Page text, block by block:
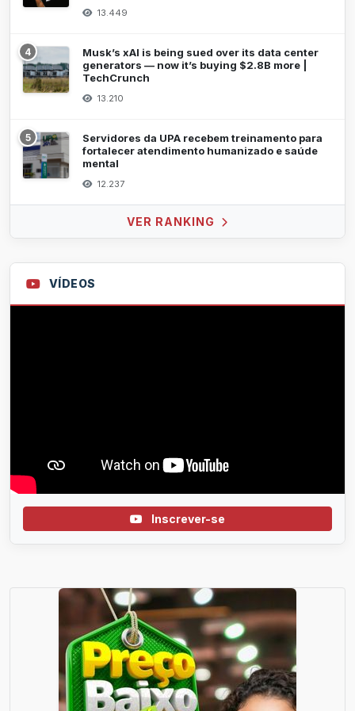
13.449
4
Musk’s xAI is being sued over its data center
generators — now it’s buying $2.8B more |
TechCrunch
13.210
5
Servidores da UPA recebem treinamento para
fortalecer atendimento humanizado e saúde
mental
12.237
VER RANKING
VÍDEOS
Inscrever-se